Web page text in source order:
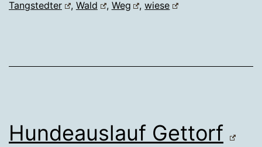
Tangstedter , Wald , Weg ,wiese
Hundeauslauf Gettorf